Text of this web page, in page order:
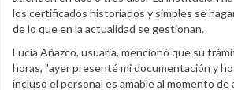
los certificados historiados y simples se
de lo que en la actualidad se gestionan.
Lucía Añazco, usuaria, mencionó que su
horas, "ayer presenté mi documentación y
incluso el personal es amable al momento de